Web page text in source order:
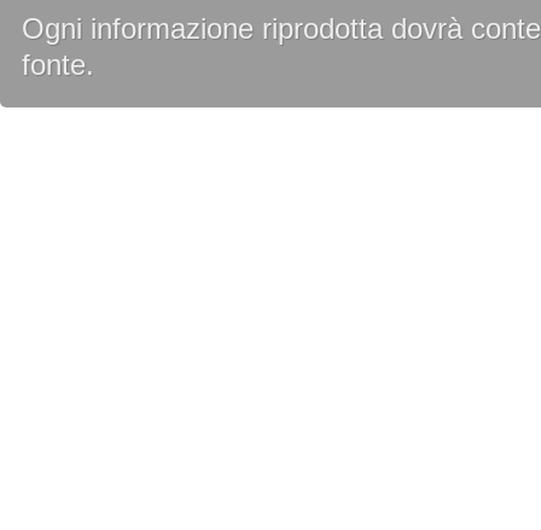
Ogni informazione riprodotta dovrà
fonte.